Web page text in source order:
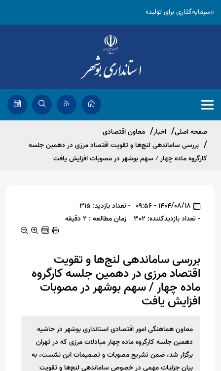
«سرمایه‌گذاری برای تولید»
صفحه اصلی اخبار
معاون اقتصادی
بررسی ساماندهی لنج‌ها و تقویت اقتصاد مرزی در دهمین جلسه
کارگروه ماده چهار ⁄ سهم بوشهر در مصوبات افزایش یافت
1404/08/18 - 09:56
- تعداد بازدید: 315
- تعداد بازدیدکننده: 302
زمان مطالعه : 2 دقیقه
بررسی ساماندهی لنج‌ها و تقویت
اقتصاد مرزی در دهمین جلسه کارگروه
ماده چهار / سهم بوشهر در مصوبات
افزایش یافت
معاون هماهنگی امور اقتصادی استانداری بوشهر در حاشیه
دهمین جلسه کارگروه ماده چهار مبادلات مرزی که در تهران
برگزار شد، ضمن تشریح مصوبات و تصمیمات این نشست، به
بیان جزئیات مهمی در خصوص ساماندهی لنج‌ها و تقویت